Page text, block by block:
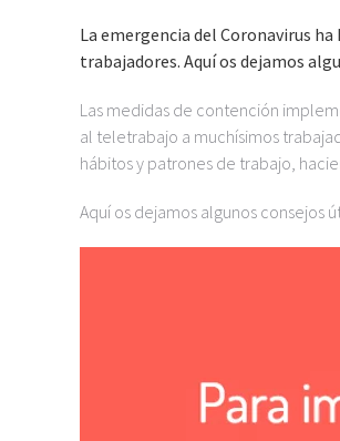
La emergencia del Coronavirus
trabajadores. Aquí os dejamos
Las medidas de contención
al teletrabajo a muchísimos
hábitos y patrones de trabajo,
Aquí os dejamos algunos